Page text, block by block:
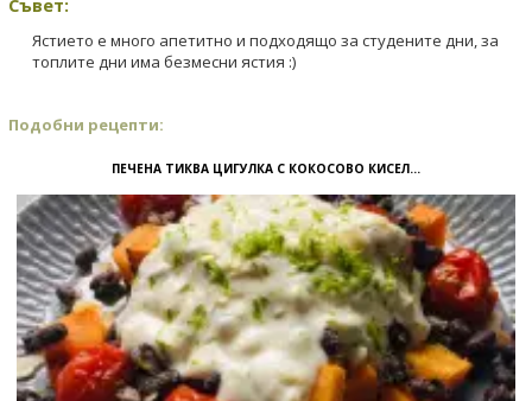
Съвет:
Ястието е много апетитно и подходящо за студените дни, за
топлите дни има безмесни ястия :)
Подобни рецепти:
ПЕЧЕНА ТИКВА ЦИГУЛКА С КОКОСОВО КИСЕЛ...